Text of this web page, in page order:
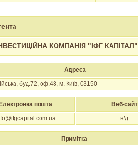
КОМПАНІЯ "ІФГ КАПІТАЛ"
Адреса
буд.72, оф.48, м. Київ, 03150
Електронна пошта Веб-сайт
н/д
Примітка